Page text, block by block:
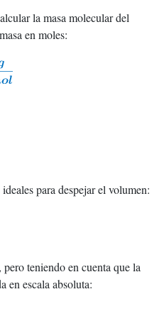
la masa molecular del
en moles:
para despejar el volumen:
teniendo en cuenta que la
en escala absoluta: